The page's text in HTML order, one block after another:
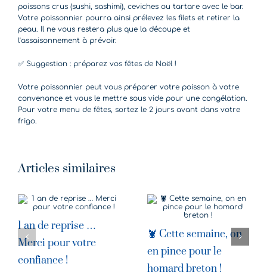
poissons crus (sushi, sashimi), ceviches ou tartare avec le bar.
Votre poissonnier pourra ainsi prélevez les filets et retirer la
peau. Il ne vous restera plus que la découpe et
l’assaisonnement à prévoir.
✅ Suggestion : préparez vos fêtes de Noël !
Votre poissonnier peut vous préparer votre poisson à votre
convenance et vous le mettre sous vide pour une congélation.
Pour votre menu de fêtes, sortez le 2 jours avant dans votre
frigo.
Articles similaires
1 an de reprise …
Merci pour votre
confiance !
🦞 Cette semaine, on
en pince pour le
homard breton !